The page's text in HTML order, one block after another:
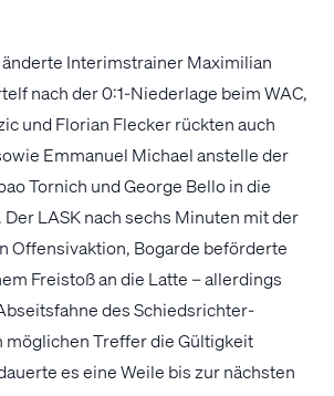
Interimstrainer Maximilian
nach der 0:1-Niederlage beim WAC,
und Florian Flecker rückten auch
Emmanuel Michael anstelle der
Tornich und George Bello in die
LASK nach sechs Minuten mit der
Offensivaktion, Bogarde beförderte
Freistoß an die Latte – allerdings
des Schiedsrichter-
möglichen Treffer die Gültigkeit
es eine Weile bis zur nächsten